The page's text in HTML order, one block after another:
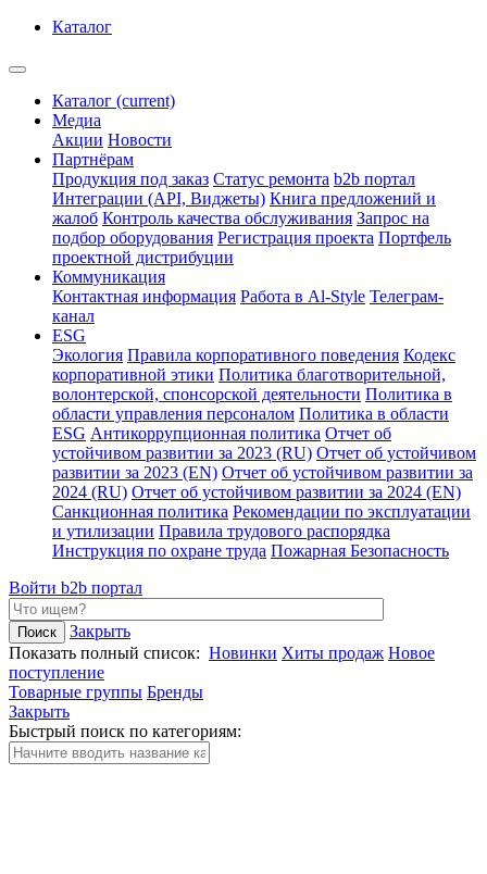
Каталог
Каталог (current)
Медиа
Акции Новости
Партнёрам
Продукция под заказ Статус ремонта b2b портал
Интеграции (API, Виджеты) Книга предложений и
жалоб Контроль качества обслуживания Запрос на
подбор оборудования Регистрация проекта Портфель
проектной дистрибуции
Коммуникация
Контактная информация Работа в Al-Style Телеграм-
канал
ESG
Экология Правила корпоративного поведения Кодекс
корпоративной этики Политика благотворительной,
волонтерской, спонсорской деятельности Политика в
области управления персоналом Политика в области
ESG Антикоррупционная политика Отчет об
устойчивом развитии за 2023 (RU) Отчет об устойчивом
развитии за 2023 (EN) Отчет об устойчивом развитии за
2024 (RU) Отчет об устойчивом развитии за 2024 (EN)
Санкционная политика Рекомендации по эксплуатации
и утилизации Правила трудового распорядка
Инструкция по охране труда Пожарная Безопасность
Войти b2b портал
Закрыть
Показать полный список: Новинки Хиты продаж Новое
поступление
Товарные группы Бренды
Закрыть
Быстрый поиск по категориям: